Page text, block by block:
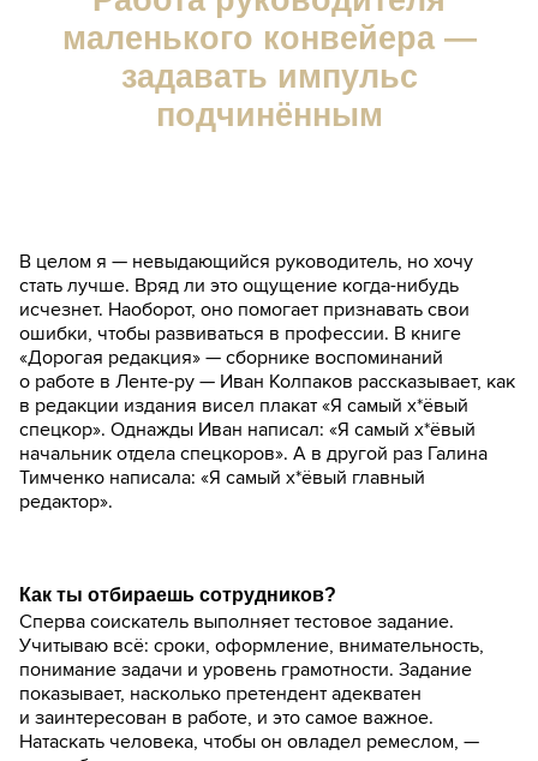
маленького конвейера —
задавать импульс
подчинённым
В целом я — невыдающийся руководитель, но хочу
стать лучше. Вряд ли это ощущение когда-нибудь
исчезнет. Наоборот, оно помогает признавать свои
ошибки, чтобы развиваться в профессии. В книге
«Дорогая редакция» — сборнике воспоминаний
о работе в Ленте-ру — Иван Колпаков рассказывает, как
в редакции издания висел плакат «Я самый х*ёвый
спецкор». Однажды Иван написал: «Я самый х*ёвый
начальник отдела спецкоров». А в другой раз Галина
Тимченко написала: «Я самый х*ёвый главный
редактор».
Как ты отбираешь сотрудников?
Сперва соискатель выполняет тестовое задание.
Учитываю всё: сроки, оформление, внимательность,
понимание задачи и уровень грамотности. Задание
показывает, насколько претендент адекватен
и заинтересован в работе, и это самое важное.
Натаскать человека, чтобы он овладел ремеслом, —